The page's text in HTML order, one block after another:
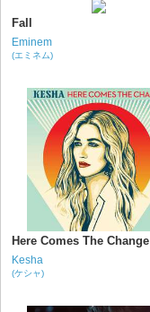
Fall
Eminem
(エミネム)
Here Comes The Change
Kesha
(ケシャ)